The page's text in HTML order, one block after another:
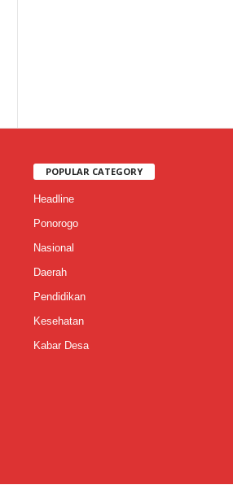
POPULAR CATEGORY
Headline
Ponorogo
Nasional
Daerah
Pendidikan
Kesehatan
Kabar Desa